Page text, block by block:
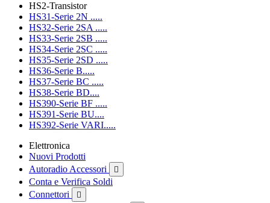
HS2-Transistor
HS31-Serie 2N .....
HS32-Serie 2SA .....
HS33-Serie 2SB .....
HS34-Serie 2SC .....
HS35-Serie 2SD .....
HS36-Serie B.....
HS37-Serie BC .....
HS38-Serie BD....
HS390-Serie BF .....
HS391-Serie BU....
HS392-Serie VARI.....
Elettronica
Nuovi Prodotti
Autoradio Accessori

Conta e Verifica Soldi
Connettori
